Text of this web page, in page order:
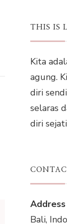
THIS IS
Kita
agung.
diri
selaras
diri
Address
Bali,